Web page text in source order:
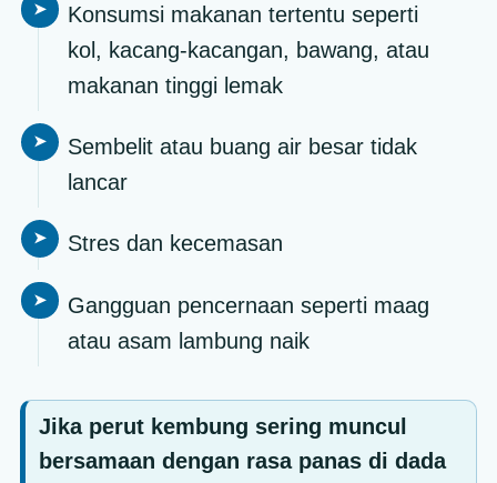
Konsumsi makanan tertentu seperti
kol, kacang-kacangan, bawang, atau
makanan tinggi lemak
Sembelit atau buang air besar tidak
lancar
Stres dan kecemasan
Gangguan pencernaan seperti maag
atau asam lambung naik
Jika perut kembung sering muncul
bersamaan dengan rasa panas di dada